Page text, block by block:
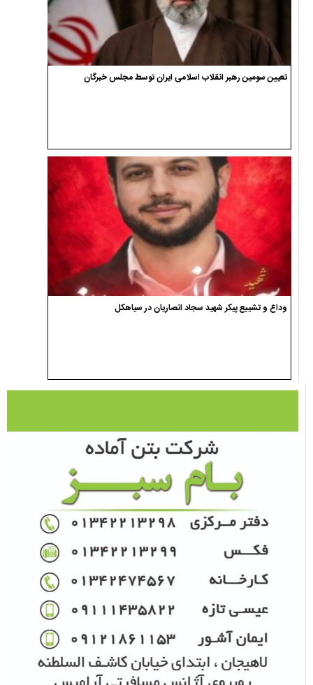
تعیین سومین رهبر انقلاب اسلامی ایران توسط مجلس خبرگان
وداع و تشییع پیکر شهید سجاد انصاریان در سیاهکل